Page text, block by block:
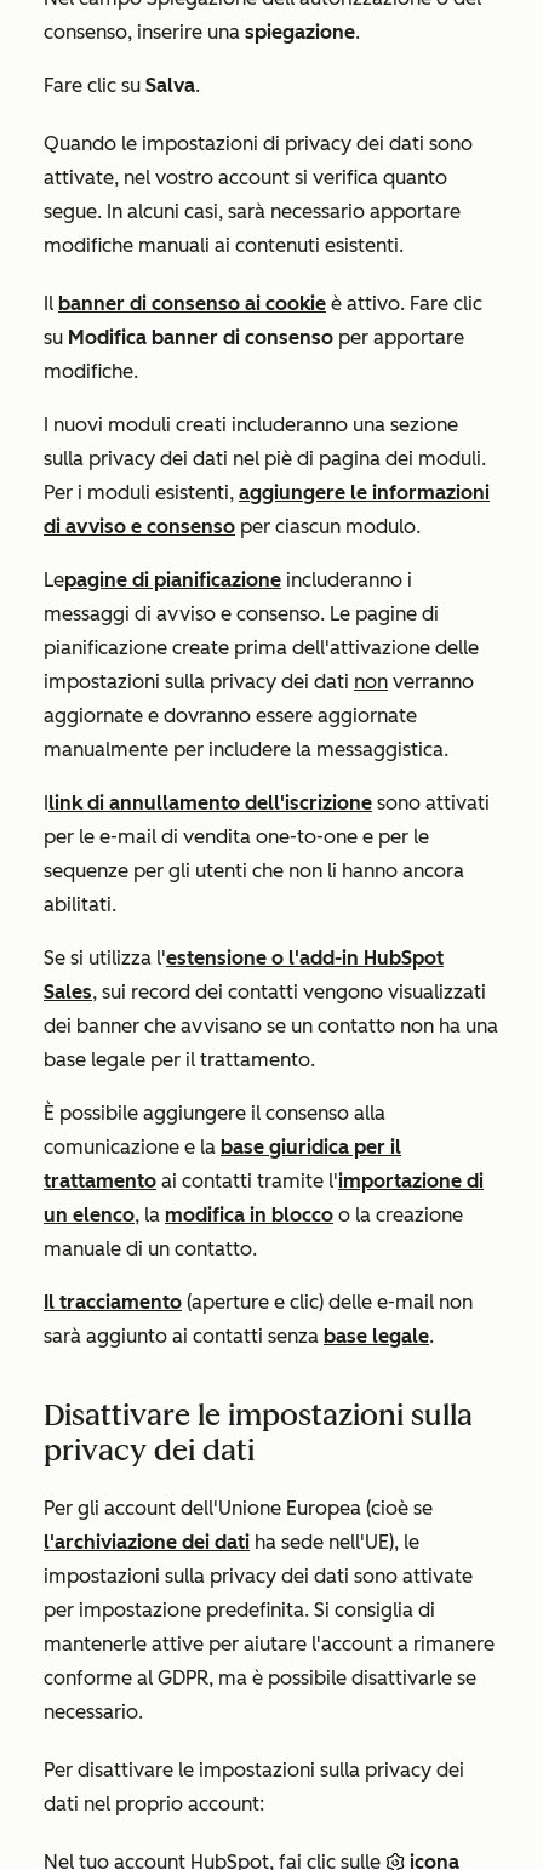
consenso, inserire una spiegazione.
Fare clic su Salva.
Quando le impostazioni di privacy dei dati sono
attivate, nel vostro account si verifica quanto
segue. In alcuni casi, sarà necessario apportare
modifiche manuali ai contenuti esistenti.
Il banner di consenso ai cookie è attivo. Fare clic
su Modifica banner di consenso per apportare
modifiche.
I nuovi moduli creati includeranno una sezione
sulla privacy dei dati nel piè di pagina dei moduli.
Per i moduli esistenti, aggiungere le informazioni
di avviso e consenso per ciascun modulo.
Lepagine di pianificazione includeranno i
messaggi di avviso e consenso. Le pagine di
pianificazione create prima dell'attivazione delle
impostazioni sulla privacy dei dati non verranno
aggiornate e dovranno essere aggiornate
manualmente per includere la messaggistica.
Ilink di annullamento dell'iscrizione sono attivati
per le e-mail di vendita one-to-one e per le
sequenze per gli utenti che non li hanno ancora
abilitati.
Se si utilizza l'estensione o l'add-in HubSpot
Sales, sui record dei contatti vengono visualizzati
dei banner che avvisano se un contatto non ha una
base legale per il trattamento.
È possibile aggiungere il consenso alla
comunicazione e la base giuridica per il
trattamento ai contatti tramite l'importazione di
un elenco, la modifica in blocco o la creazione
manuale di un contatto.
Il tracciamento (aperture e clic) delle e-mail non
sarà aggiunto ai contatti senza base legale.
Disattivare le impostazioni sulla
privacy dei dati
Per gli account dell'Unione Europea (cioè se
l'archiviazione dei dati ha sede nell'UE), le
impostazioni sulla privacy dei dati sono attivate
per impostazione predefinita. Si consiglia di
mantenerle attive per aiutare l'account a rimanere
conforme al GDPR, ma è possibile disattivarle se
necessario.
Per disattivare le impostazioni sulla privacy dei
dati nel proprio account:
Nel tuo account HubSpot, fai clic sulle
icona